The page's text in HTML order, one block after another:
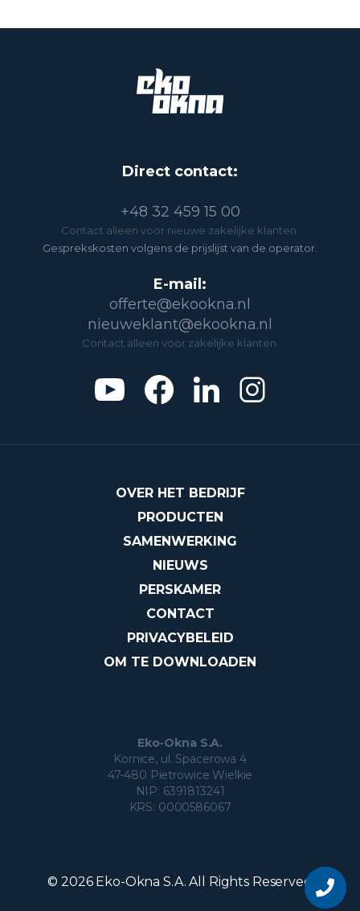
Direct contact:
+48 32 459 15 00
Contact alleen voor nieuwe zakelijke klanten.
Gesprekskosten volgens de prijslijst van de operator.
E-mail:
offerte@ekookna.nl
nieuweklant@ekookna.nl
Contact alleen voor zakelijke klanten.
OVER HET BEDRIJF
PRODUCTEN
SAMENWERKING
NIEUWS
PERSKAMER
CONTACT
PRIVACYBELEID
OM TE DOWNLOADEN
Eko-Okna S.A.
Kornice, ul. Spacerowa 4
47-480 Pietrowice Wielkie
NIP: 6391813241
KRS: 0000586067
© 2026 Eko-Okna S.A. All Rights Reserved
Vraag
over
het